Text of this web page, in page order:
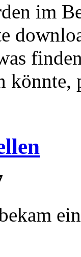
im
könnte,